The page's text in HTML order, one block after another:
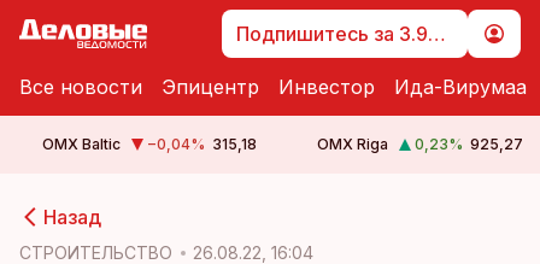
Подпишитесь за 3.99 €
Все новости Эпицентр Инвестор Ида-Вирумаа
OMX Baltic −0,04% 315,18 OMX Riga 0,23% 925,27
Назад
СТРОИТЕЛЬСТВО 26.08.22, 16:04